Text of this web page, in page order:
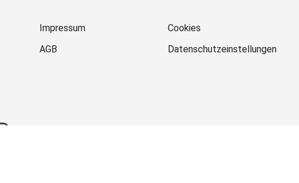
Impressum
AGB
Cookies
Datenschutzeinstellungen